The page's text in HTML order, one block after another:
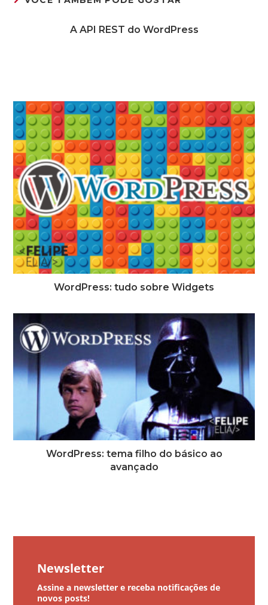
A API REST do WordPress
WordPress: tudo sobre Widgets
WordPress: tema filho do básico ao
avançado
Newsletter
Assine a newsletter e receba notificações de
novos posts!